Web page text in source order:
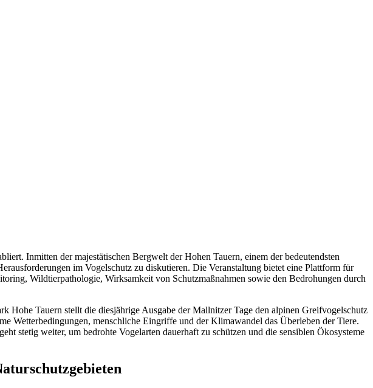
Inmitten der majestätischen Bergwelt der Hohen Tauern, einem der bedeutendsten
im Vogelschutz zu diskutieren. Die Veranstaltung bietet eine Plattform für
Wildtierpathologie, Wirksamkeit von Schutzmaßnahmen sowie den Bedrohungen durch
Hohe Tauern stellt die diesjährige Ausgabe der Mallnitzer Tage den alpinen Greifvogelschutz
Wetterbedingungen, menschliche Eingriffe und der Klimawandel das Überleben der Tiere.
stetig weiter, um bedrohte Vogelarten dauerhaft zu schützen und die sensiblen Ökosysteme